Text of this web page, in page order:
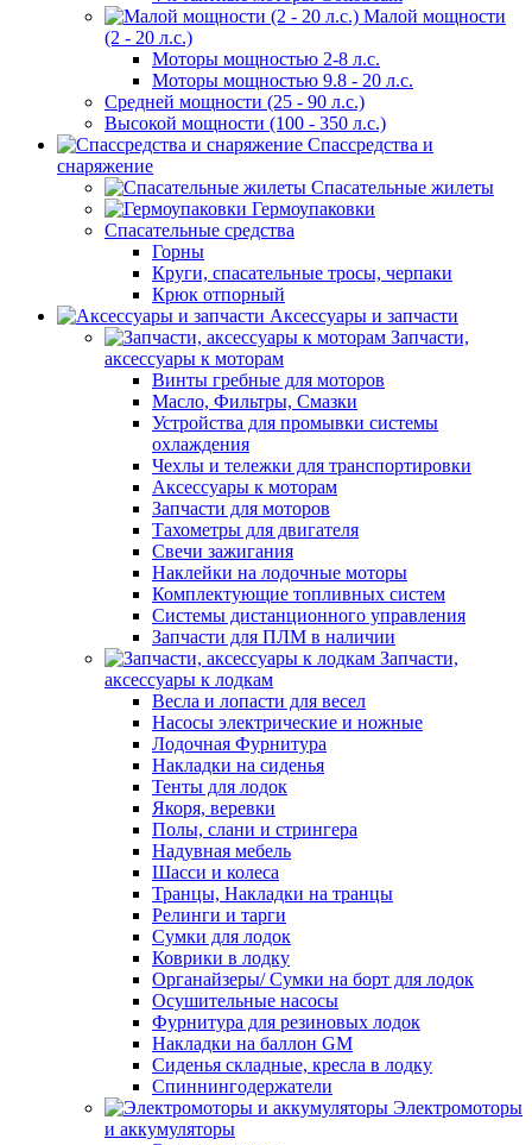
Малой мощности
(2 - 20 л.с.)
Моторы мощностью 2-8 л.с.
Моторы мощностью 9.8 - 20 л.с.
Средней мощности (25 - 90 л.с.)
Высокой мощности (100 - 350 л.с.)
Спассредства и
снаряжение
Спасательные жилеты
Гермоупаковки
Спасательные средства
Горны
Круги, спасательные тросы, черпаки
Крюк отпорный
Аксессуары и запчасти
Запчасти,
аксессуары к моторам
Винты гребные для моторов
Масло, Фильтры, Смазки
Устройства для промывки системы
охлаждения
Чехлы и тележки для транспортировки
Аксессуары к моторам
Запчасти для моторов
Тахометры для двигателя
Свечи зажигания
Наклейки на лодочные моторы
Комплектующие топливных систем
Системы дистанционного управления
Запчасти для ПЛМ в наличии
Запчасти,
аксессуары к лодкам
Весла и лопасти для весел
Насосы электрические и ножные
Лодочная Фурнитура
Накладки на сиденья
Тенты для лодок
Якоря, веревки
Полы, слани и стрингера
Надувная мебель
Шасси и колеса
Транцы, Накладки на транцы
Релинги и тарги
Сумки для лодок
Коврики в лодку
Органайзеры/ Сумки на борт для лодок
Осушительные насосы
Фурнитура для резиновых лодок
Накладки на баллон GM
Сиденья складные, кресла в лодку
Спиннингодержатели
Электромоторы
и аккумуляторы